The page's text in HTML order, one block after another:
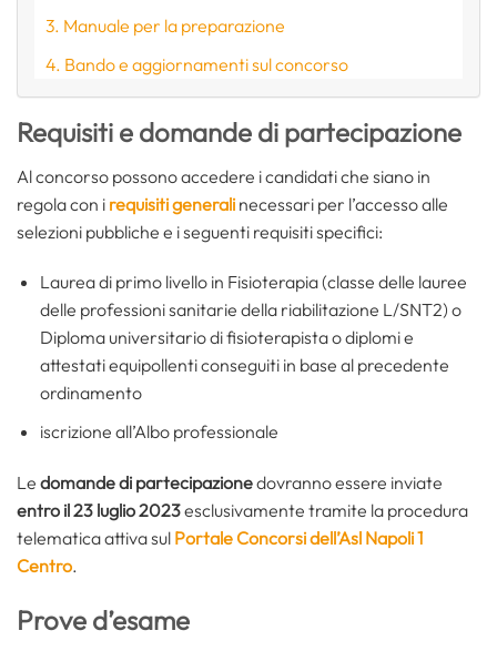
Manuale per la preparazione
Bando e aggiornamenti sul concorso
Requisiti e domande di partecipazione
Al concorso possono accedere i candidati che siano in
regola con i requisiti generali necessari per l’accesso alle
selezioni pubbliche e i seguenti requisiti specifici:
Laurea di primo livello in Fisioterapia (classe delle lauree
delle professioni sanitarie della riabilitazione L/SNT2) o
Diploma universitario di fisioterapista o diplomi e
attestati equipollenti conseguiti in base al precedente
ordinamento
iscrizione all’Albo professionale
Le domande di partecipazionedovranno essere inviate
entro il 23 luglio 2023esclusivamente tramite la procedura
telematica attiva sul Portale Concorsi dell’Asl Napoli 1
Centro.
Prove d’esame